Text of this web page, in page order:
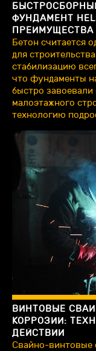
ФУНДАМЕНТ
ПРЕИМУЩЕСТВА
Бетон считается
для
стабилизацию
что фундаменты
быстро
малоэтажного
технологию
ВИНТОВЫЕ
КОРРОЗИИ:
ДЕЙСТВИИ
Свайно-винтовые